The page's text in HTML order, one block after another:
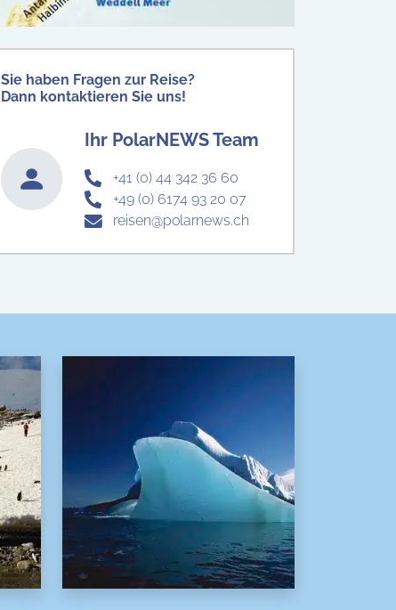
Sie haben Fragen zur Reise?
Dann kontaktieren Sie uns!
Ihr PolarNEWS Team
+41 (0) 44 342 36 60
+49 (0) 6174 93 20 07
reisen@polarnews.ch